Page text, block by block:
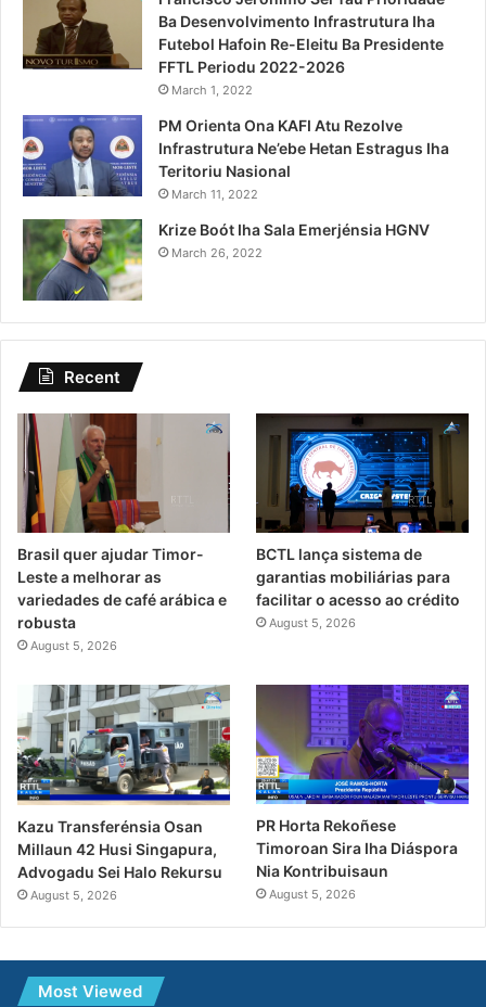
Ba Desenvolvimento Infrastrutura Iha
Futebol Hafoin Re-Eleitu Ba Presidente
FFTL Periodu 2022-2026
March 1, 2022
PM Orienta Ona KAFI Atu Rezolve
Infrastrutura Ne’ebe Hetan Estragus Iha
Teritoriu Nasional
March 11, 2022
Krize Boót Iha Sala Emerjénsia HGNV
March 26, 2022
Recent
Brasil quer ajudar Timor-
Leste a melhorar as
variedades de café arábica e
robusta
August 5, 2026
BCTL lança sistema de
garantias mobiliárias para
facilitar o acesso ao crédito
August 5, 2026
Kazu Transferénsia Osan
Millaun 42 Husi Singapura,
Advogadu Sei Halo Rekursu
August 5, 2026
PR Horta Rekoñese
Timoroan Sira Iha Diáspora
Nia Kontribuisaun
August 5, 2026
Most Viewed